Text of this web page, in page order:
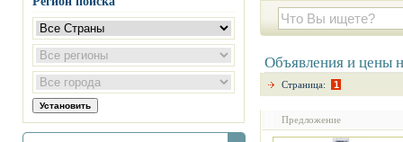
Объявления и цены
Страница: 1
Предложение